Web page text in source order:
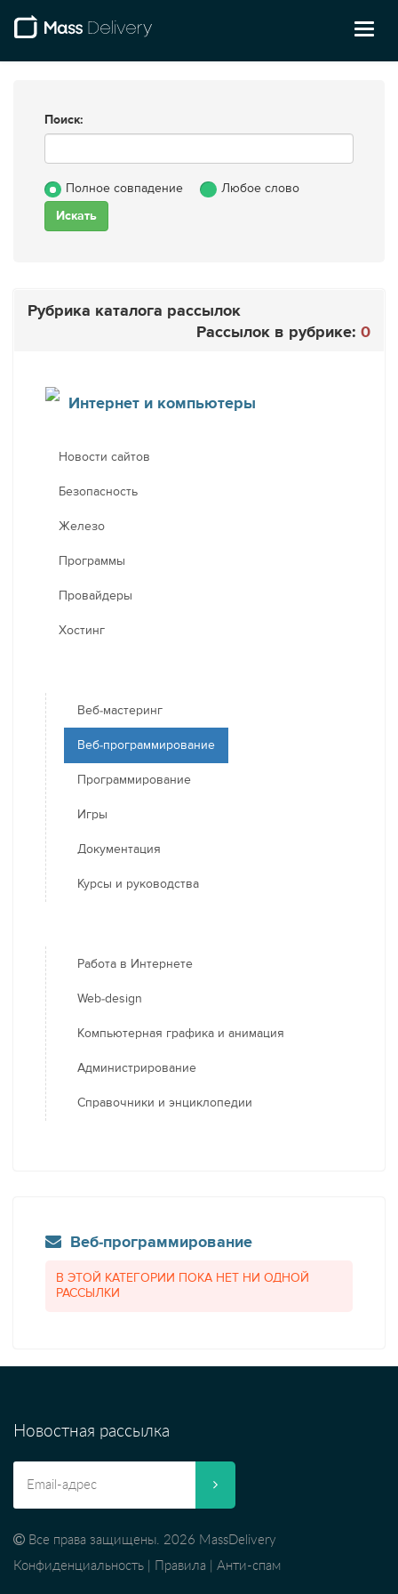
Поиск:
Полное совпадение Любое слово
Рубрика каталога рассылок
Рассылок в рубрике: 0
Интернет и компьютеры
Новости сайтов
Безопасность
Железо
Программы
Провайдеры
Хостинг
Веб-мастеринг
Веб-программирование
Программирование
Игры
Документация
Курсы и руководства
Работа в Интернете
Web-design
Компьютерная графика и анимация
Администрирование
Справочники и энциклопедии
Веб-программирование
В ЭТОЙ КАТЕГОРИИ ПОКА НЕТ НИ ОДНОЙ
РАССЫЛКИ
Новостная рассылка
Все права защищены. 2026 MassDelivery
Конфиденциальность
Правила Анти-спам